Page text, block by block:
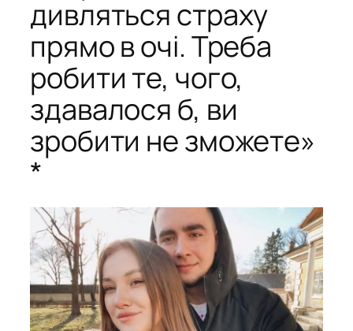
дивляться страху
прямо в очі. Треба
робити те, чого,
здавалося б, ви
зробити не зможете»
*